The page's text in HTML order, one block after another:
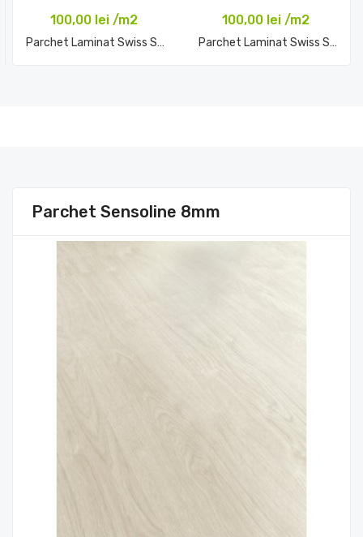
100,00 lei /m2
Parchet Laminat Swiss Solid...
100,00 lei /m2
Parchet Laminat Swiss Solid...
Parchet Sensoline 8mm